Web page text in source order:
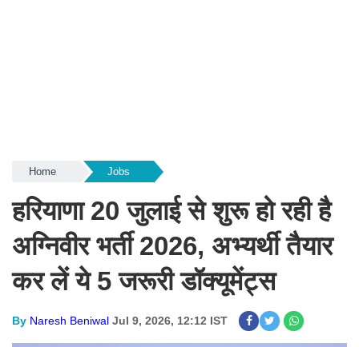
Home Jobs
हरियाणा 20 जुलाई से शुरू हो रही है
अग्निवीर भर्ती 2026, अभ्यर्थी तैयार
कर लें ये 5 जरूरी डॉक्यूमेंट्स
By Naresh Beniwal Jul 9, 2026, 12:12 IST